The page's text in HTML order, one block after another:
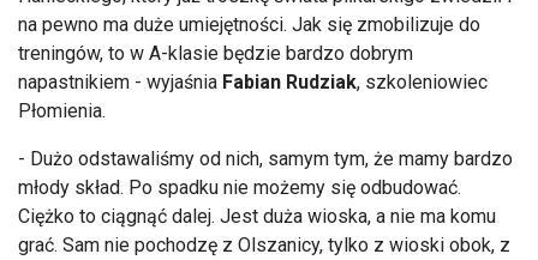
na pewno ma duże umiejętności. Jak się zmobilizuje do
treningów, to w A-klasie będzie bardzo dobrym
napastnikiem - wyjaśnia Fabian Rudziak, szkoleniowiec
Płomienia.
- Dużo odstawaliśmy od nich, samym tym, że mamy bardzo
młody skład. Po spadku nie możemy się odbudować.
Ciężko to ciągnąć dalej. Jest duża wioska, a nie ma komu
grać. Sam nie pochodzę z Olszanicy, tylko z wioski obok, z